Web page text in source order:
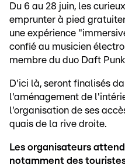
Du 6 au 28 juin, les
emprunter à pied
une expérience
confié au musicien
membre du duo Daft
D'ici là, seront finalisés
l'aménagement de
l'organisation de ses
quais de la rive droite.
Les organisateurs
notamment des